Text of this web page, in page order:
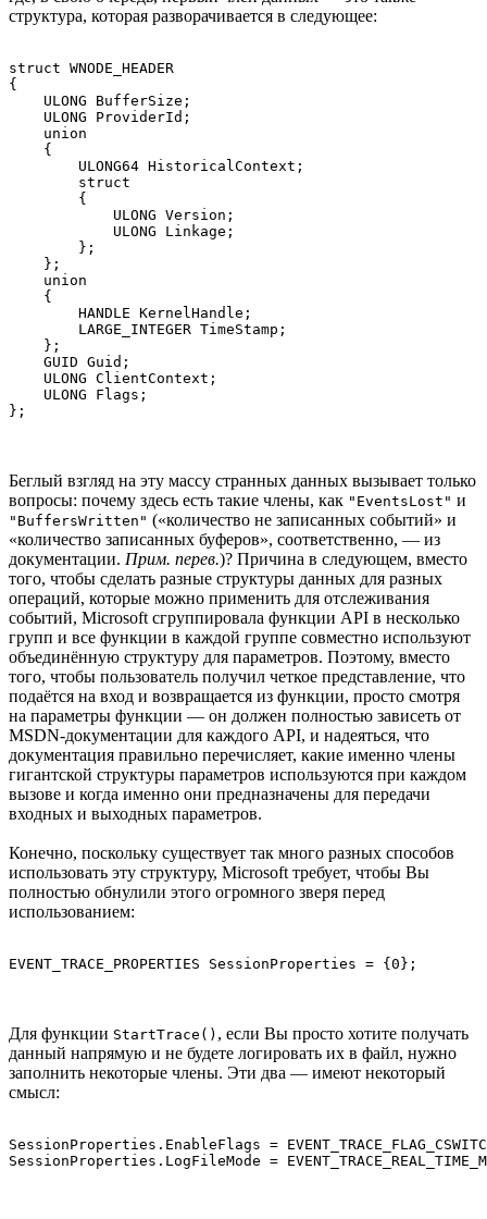
структура, которая разворачивается в следующее:
struct WNODE_HEADER
{
    ULONG BufferSize;
    ULONG ProviderId;
    union
    {
        ULONG64 HistoricalContext;
        struct
        {
            ULONG Version;
            ULONG Linkage;
        };
    };
    union
    {
        HANDLE KernelHandle;
        LARGE_INTEGER TimeStamp;
    };
    GUID Guid;
    ULONG ClientContext;
    ULONG Flags;
Беглый взгляд на эту массу странных данных вызывает только
вопросы: почему здесь есть такие члены, как "EventsLost" и
"BuffersWritten" («количество не записанных событий» и
«количество записанных буферов», соответственно, — из
документации. Прим. перев.)? Причина в следующем, вместо
того, чтобы сделать разные структуры данных для разных
операций, которые можно применить для отслеживания
событий, Microsoft сгруппировала функции API в несколько
групп и все функции в каждой группе совместно используют
объединённую структуру для параметров. Поэтому, вместо
того, чтобы пользователь получил четкое представление, что
подаётся на вход и возвращается из функции, просто смотря
на параметры функции — он должен полностью зависеть от
MSDN-документации для каждого API, и надеяться, что
документация правильно перечисляет, какие именно члены
гигантской структуры параметров используются при каждом
вызове и когда именно они предназначены для передачи
входных и выходных параметров.
Конечно, поскольку существует так много разных способов
использовать эту структуру, Microsoft требует, чтобы Вы
полностью обнулили этого огромного зверя перед
использованием:
Для функции StartTrace() , если Вы просто хотите получать
данный напрямую и не будете логировать их в файл, нужно
заполнить некоторые члены. Эти два — имеют некоторый
смысл:
SessionProperties.EnableFlags =